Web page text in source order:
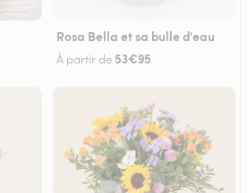
Rosa Bella et sa bulle d'eau
À partir de 53€95